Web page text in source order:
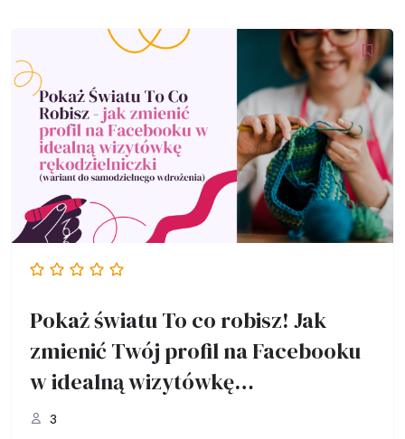
Pokaż światu To co robisz! Jak
zmienić Twój profil na Facebooku
w idealną wizytówkę
rękodzileniczki.
3